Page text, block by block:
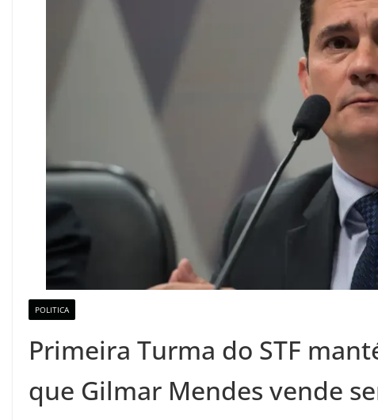
POLITICA
Primeira Turma do STF
que Gilmar Mendes vende